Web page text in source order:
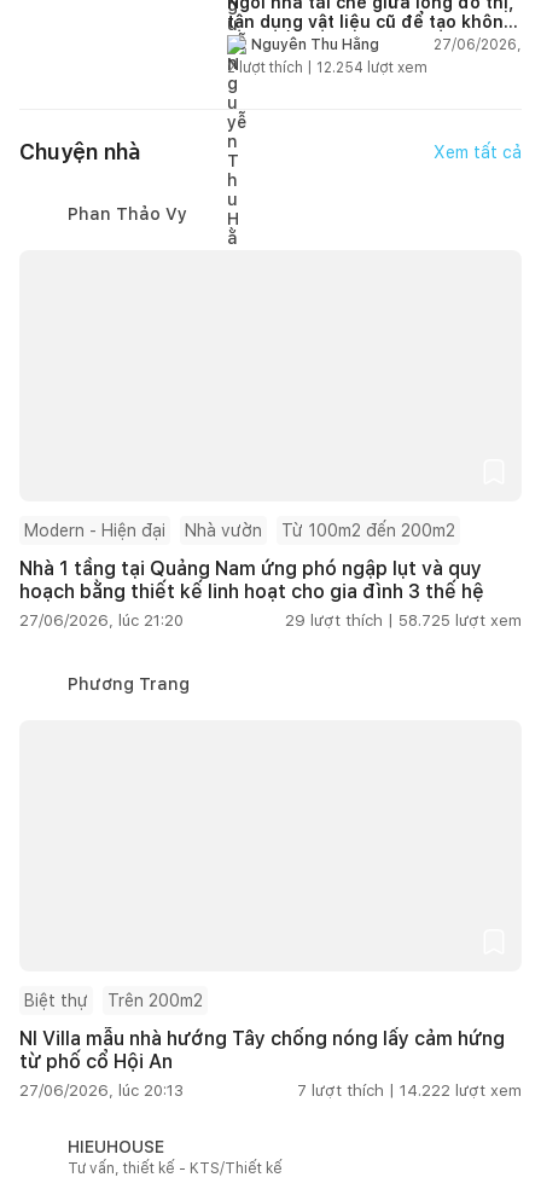
tận dụng vật liệu cũ để tạo không
gian sống linh hoạt
Nguyễn Thu Hằng
27/06/2026,
2lượt thích | 12.254 lượt xem
Chuyện nhà Xem tất cả
Phan Thảo Vy
Modern - Hiện đại Nhà vườn Từ 100m2 đến 200m2
Nhà 1 tầng tại Quảng Nam ứng phó ngập lụt và quy
hoạch bằng thiết kế linh hoạt cho gia đình 3 thế hệ
27/06/2026, lúc 21:20 29 lượt thích | 58.725 lượt xem
Phương Trang
Biệt thự Trên 200m2
NI Villa mẫu nhà hướng Tây chống nóng lấy cảm hứng
từ phố cổ Hội An
27/06/2026, lúc 20:13 7 lượt thích | 14.222 lượt xem
HIEUHOUSE
Tư vấn, thiết kế - KTS/Thiết kế